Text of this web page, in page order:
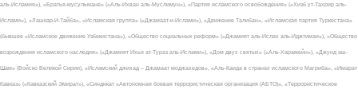
аль-Исламия»), «Братья-мусульмане» («Аль-Ихван аль-Муслимун»), «Партия исламского освобождения» («Хизб ут-Тахрир аль-
Ислами»), «Лашкар-И-Тайба», «Исламская группа» («Джамаат-и-Ислами»), «Движение Талибан», «Исламская партия Туркестана»
(бывшее «Исламское движение Узбекистана»), «Общество социальных реформ» («Джамият аль-Ислах аль-Иджтимаи»), «Общество
возрождения исламского наследия» («Джамият Ихья ат-Тураз аль-Ислами»), «Дом двух святых» («Аль-Харамейн»), «Джунд аш-
Шам» (Войско Великой Сирии), «Исламский джихад – Джамаат моджахедов», «Аль-Каида в странах исламского Магриба», «Имарат
Кавказ» («Кавказский Эмират»), «Синдикат «Автономная боевая террористическая организация (АБТО)», «Террористическое